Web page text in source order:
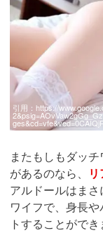
引用： https://
またもしもダッ
があるのなら、
アルドールはま
ワイフで、身長
トすることができ